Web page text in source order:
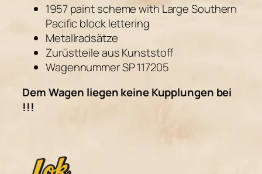
1957 paint scheme with Large Southern
Pacific block lettering
Metallradsätze
Zurüstteile aus Kunststoff
Wagennummer SP 117205
Dem Wagen liegen keine Kupplungen bei
!!!